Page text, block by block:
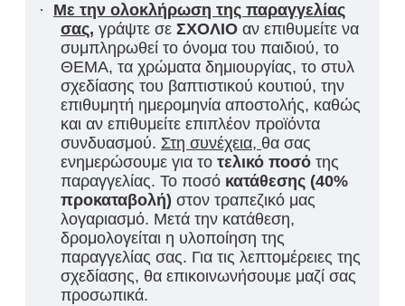
·
Με την ολοκλήρωση της παραγγελίας
σας, γράψτε σε ΣΧΟΛΙΟ αν επιθυμείτε να
συμπληρωθεί το όνομα του παιδιού, το
ΘΕΜΑ, τα χρώματα δημιουργίας, το στυλ
σχεδίασης του βαπτιστικού κουτιού, την
επιθυμητή ημερομηνία αποστολής, καθώς
και αν επιθυμείτε επιπλέον προϊόντα
συνδυασμού. Στη συνέχεια, θα σας
ενημερώσουμε για το τελικό ποσό της
παραγγελίας. Το ποσό κατάθεσης (40%
προκαταβολή) στον τραπεζικό μας
λογαριασμό. Μετά την κατάθεση,
δρομολογείται η υλοποίηση της
παραγγελίας σας. Για τις λεπτομέρειες της
σχεδίασης, θα επικοινωνήσουμε μαζί σας
προσωπικά.